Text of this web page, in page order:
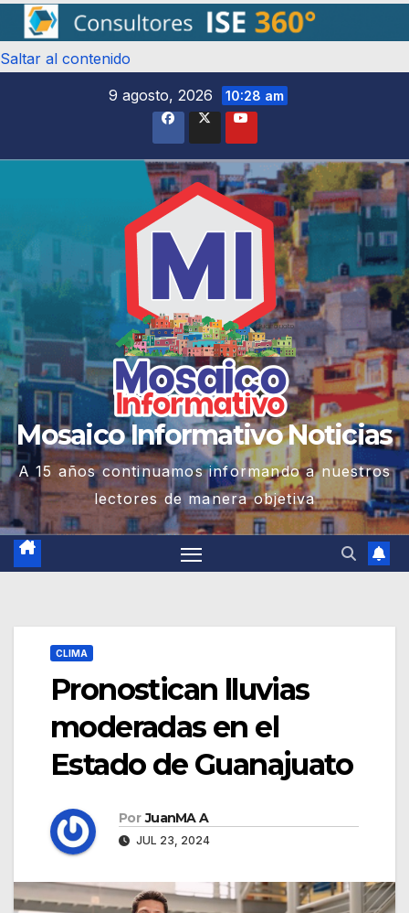
Saltar al contenido
9 agosto, 2026
10:28 am
Mosaico Informativo Noticias
A 15 años continuamos informando a nuestros
lectores de manera objetiva
CLIMA
Pronostican lluvias
moderadas en el
Estado de Guanajuato
Por JuanMA A
JUL 23, 2024